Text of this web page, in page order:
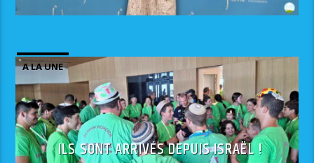
A LA UNE
ILS SONT ARRIVÉS DEPUIS ISRAËL !